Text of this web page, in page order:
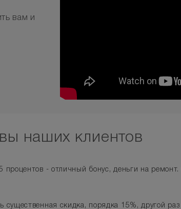
вам и
наших клиентов
- отличный бонус, деньги на ремонт.
существенная скидка, порядка 15%, другой